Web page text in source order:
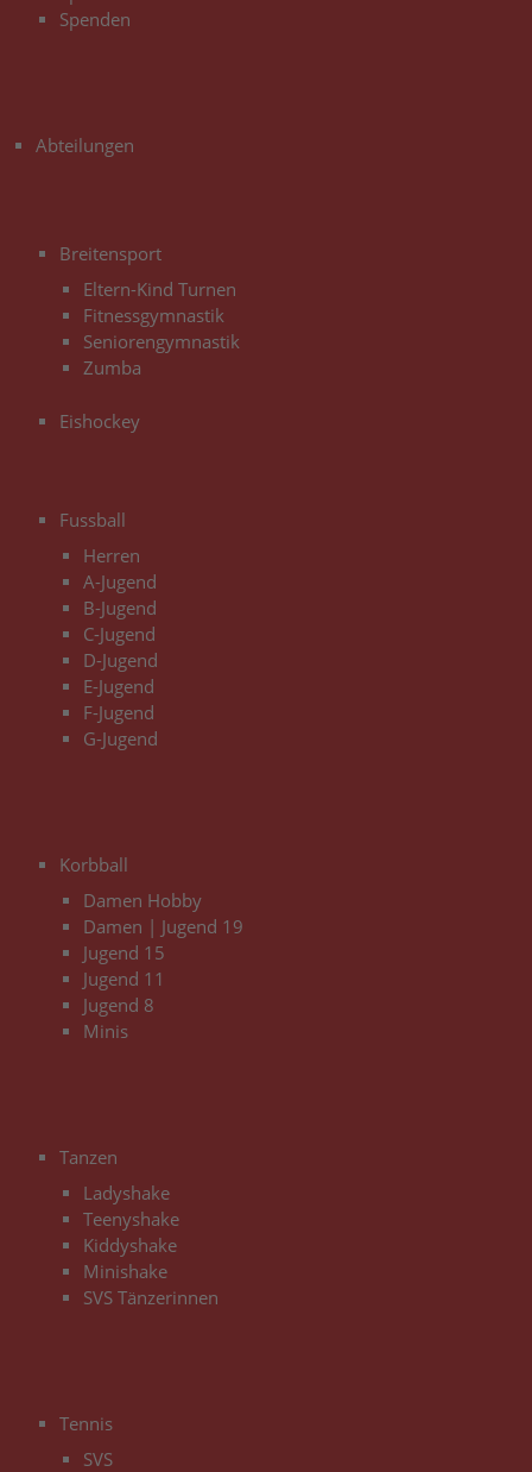
Spenden
Abteilungen
Breitensport
Eltern-Kind Turnen
Fitnessgymnastik
Seniorengymnastik
Zumba
Eishockey
Fussball
Herren
A-Jugend
B-Jugend
C-Jugend
D-Jugend
E-Jugend
F-Jugend
G-Jugend
Korbball
Damen Hobby
Damen | Jugend 19
Jugend 15
Jugend 11
Jugend 8
Minis
Tanzen
Ladyshake
Teenyshake
Kiddyshake
Minishake
SVS Tänzerinnen
Tennis
SVS